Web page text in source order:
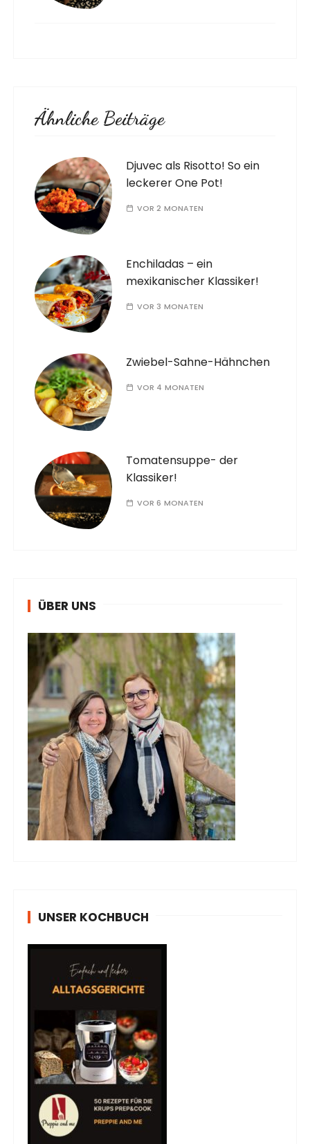
Ähnliche Beiträge
Djuvec als Risotto! So ein
leckerer One Pot!
VOR 2 MONATEN
Enchiladas – ein
mexikanischer Klassiker!
VOR 3 MONATEN
Zwiebel-Sahne-Hähnchen
VOR 4 MONATEN
Tomatensuppe- der
Klassiker!
VOR 6 MONATEN
ÜBER UNS
UNSER KOCHBUCH